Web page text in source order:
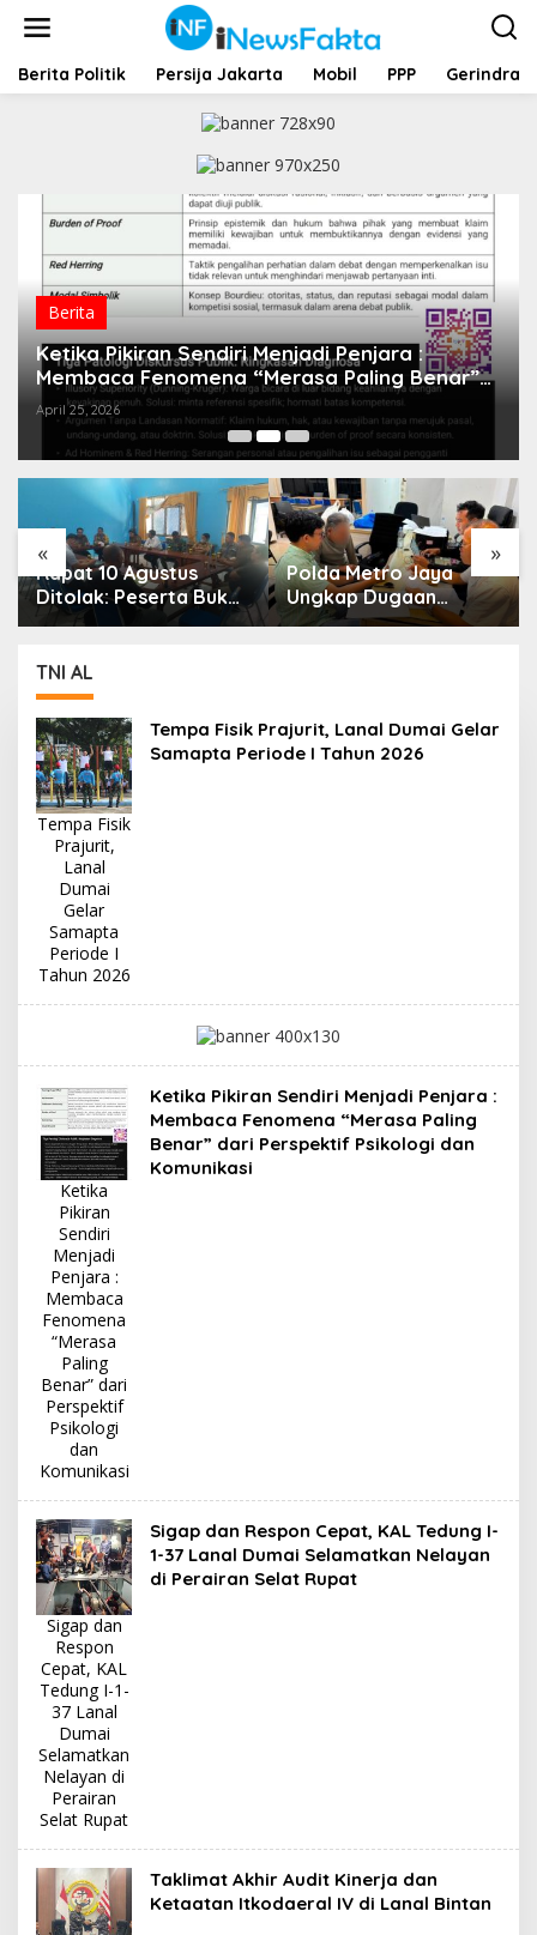
t
Berita Politik Persija Jakarta Mobil PPP Gerindra
Berita
Ketika Pikiran Sendiri Menjadi Penjara :
Membaca Fenomena “Merasa Paling Benar”
dari Perspektif Psikologi dan Komunikasi
April 25, 2026
« »
Rapat 10 Agustus
Ditolak: Peserta Bukan
Pemilik Lahan,
Tanpa Kades dan
Ketua Adat Karendan
Polda Metro Jaya
Ungkap Dugaan
Kekerasan Seksual
TNI AL
Tempa Fisik
Prajurit,
Lanal
Dumai
Gelar
Samapta
Periode I
Tahun 2026
Tempa Fisik Prajurit, Lanal Dumai Gelar
Samapta Periode I Tahun 2026
Ketika
Pikiran
Sendiri
Menjadi
Penjara :
Membaca
Fenomena
“Merasa
Paling
Benar” dari
Perspektif
Psikologi
dan
Komunikasi
Ketika Pikiran Sendiri Menjadi Penjara :
Membaca Fenomena “Merasa Paling
Benar” dari Perspektif Psikologi dan
Komunikasi
Sigap dan
Respon
Cepat, KAL
Tedung I-1-
37 Lanal
Dumai
Selamatkan
Nelayan di
Perairan
Selat Rupat
Sigap dan Respon Cepat, KAL Tedung I-
1-37 Lanal Dumai Selamatkan Nelayan
di Perairan Selat Rupat
Taklimat Akhir Audit Kinerja dan
Ketaatan Itkodaeral IV di Lanal Bintan